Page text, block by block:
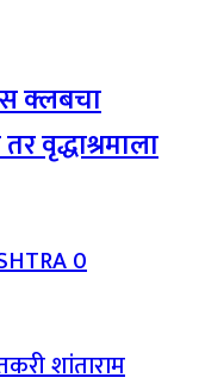
क्लबचा
वृद्धाश्रमाला
0